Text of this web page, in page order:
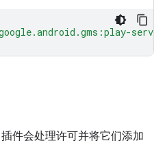
件会处理许可并将它们添加